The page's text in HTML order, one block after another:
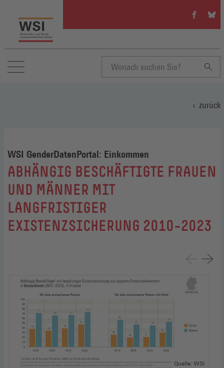
WSI
auf
(Öffnet
in
einem
neuen
WSI
auf
in
zurück
WSI GenderDatenPortal: Einkommen
:
ABHÄNGIG BESCHÄFTIGTE FRAUEN
UND MÄNNER MIT
LANGFRISTIGER
EXISTENZSICHERUNG 2010–2023
Quelle: WSI